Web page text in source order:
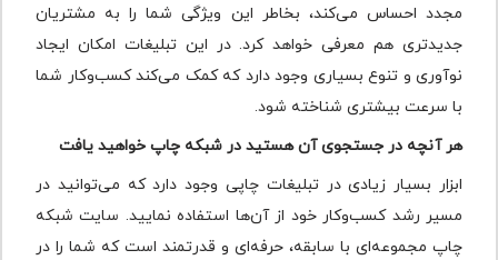
مجدد احساس می‌کند، بخاطر این ویژگی شما را به مشتریان
جدیدتری هم معرفی خواهد کرد. در این تبلیغات امکان ایجاد
نو‌آوری و تنوع بسیاری وجود دارد که کمک می‌کند کسب‌وکار شما
با سرعت بیشتری شناخته شود.
هر آنچه در جستجوی آن هستید در شبکه چاپ خواهید یافت
ابزار بسیار زیادی در تبلیغات چاپی وجود دارد که می‌توانید در
مسیر رشد کسب‌وکار خود از آن‌ها استفاده نمایید. سایت شبکه
چاپ مجموعه‌ای با سابقه، حرفه‌ای و قدرتمند است که شما را در